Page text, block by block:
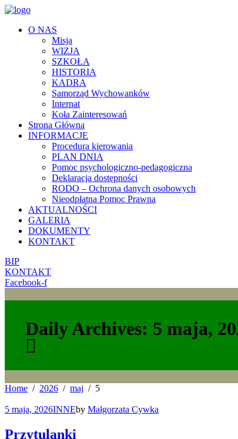
O NAS
Misja
WIZJA
SZKOŁA
HISTORIA
KADRA
Samorząd Wychowanków
Internat
Koła Zainteresowań
Strona Główna
INFORMACJE
Procedura kierowania
PLAN DNIA
Pomoc psychologiczno-pedagogiczna
Deklaracja dostępności
RODO – Ochrona danych osobowych
Nieodpłatna Pomoc Prawna
AKTUALNOŚCI
GALERIA
DOKUMENTY
KONTAKT
BIP
KONTAKT
Facebook-f
Daily Archives: 5 maja,
Home 2026 maj 5
5 maja, 2026INNEby Małgorzata Cywka
Przytulanki